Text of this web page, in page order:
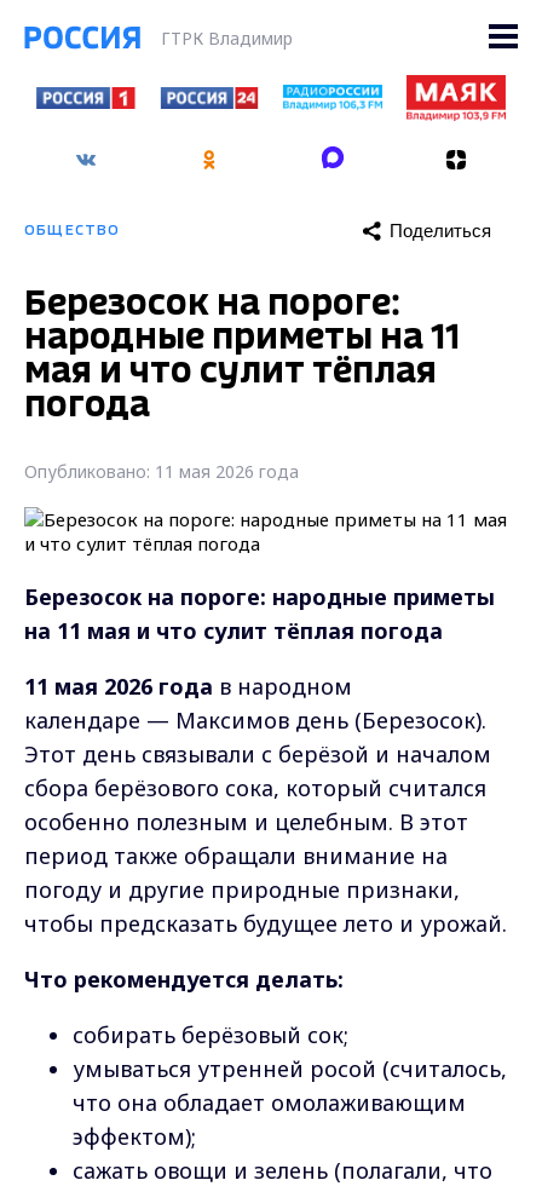
ГТРК Владимир
ОБЩЕСТВО Поделиться
Березосок на пороге:
народные приметы на 11
мая и что сулит тёплая
погода
Опубликовано: 11 мая 2026 года
Березосок на пороге: народные приметы
на 11 мая и что сулит тёплая погода
11 мая 2026 года в народном
календаре — Максимов день (Березосок).
Этот день связывали с берёзой и началом
сбора берёзового сока, который считался
особенно полезным и целебным. В этот
период также обращали внимание на
погоду и другие природные признаки,
чтобы предсказать будущее лето и урожай.
Что рекомендуется делать:
собирать берёзовый сок;
умываться утренней росой (считалось,
что она обладает омолаживающим
эффектом);
сажать овощи и зелень (полагали, что